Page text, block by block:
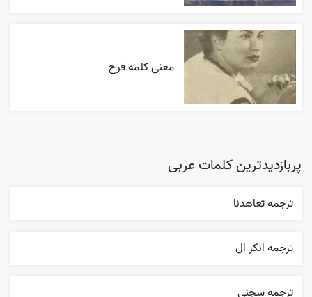
معنی کلمه فرح
پربازدیدترین کلمات عربی
ترجمه تعاهدنا
ترجمه انکر ال
ترجمه سجني